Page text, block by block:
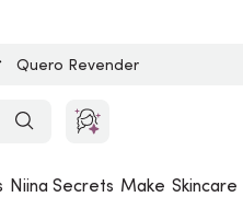
Quero Revender
Niina Secrets Make Skincare